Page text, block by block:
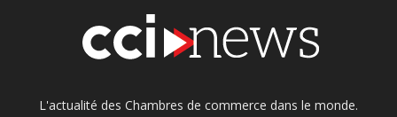
L'actualité des Chambres de commerce dans le monde.